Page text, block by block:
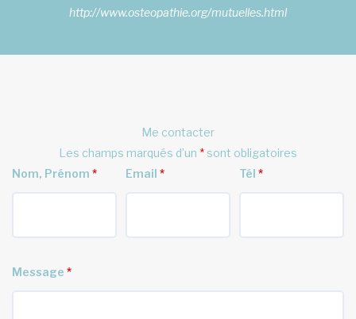
http://www.osteopathie.org/mutuelles.html
Me contacter
Les champs marqués d’un * sont obligatoires
Nom, Prénom * Email * Tél *
Message *